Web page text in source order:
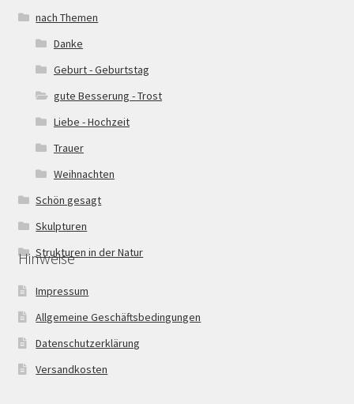
nach Themen
Danke
Geburt - Geburtstag
gute Besserung - Trost
Liebe - Hochzeit
Trauer
Weihnachten
Schön gesagt
Skulpturen
Strukturen in der Natur
Hinweise
Impressum
Allgemeine Geschäftsbedingungen
Datenschutzerklärung
Versandkosten